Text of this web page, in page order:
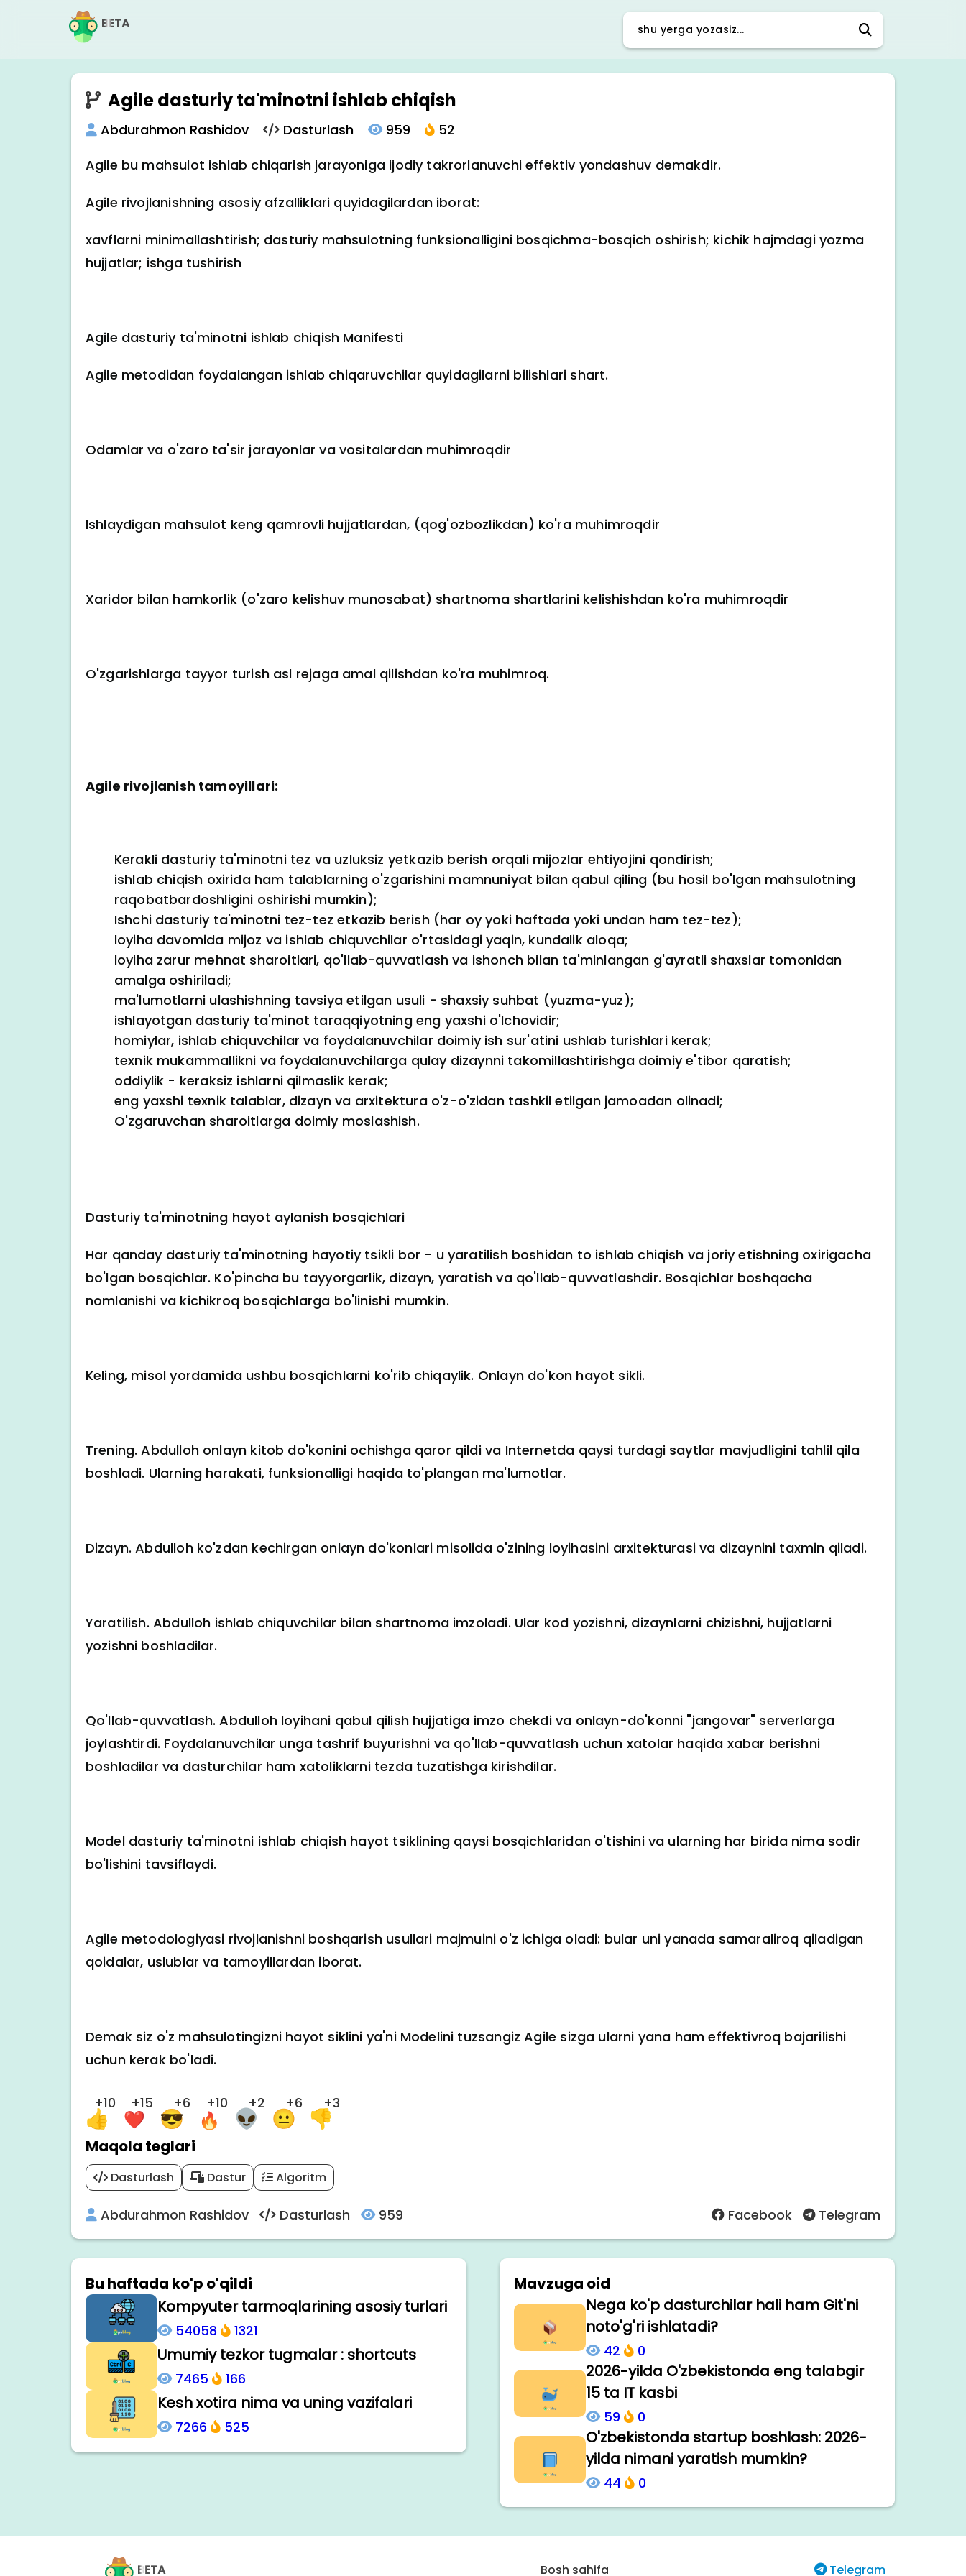
BETA
Agile dasturiy ta'minotni ishlab chiqish
Abdurahmon Rashidov Dasturlash 959
52
Agile bu mahsulot ishlab chiqarish jarayoniga ijodiy takrorlanuvchi effektiv yondashuv demakdir.
Agile rivojlanishning asosiy afzalliklari quyidagilardan iborat:
xavflarni minimallashtirish; dasturiy mahsulotning funksionalligini bosqichma-bosqich oshirish; kichik hajmdagi yozma
hujjatlar; ishga tushirish
Agile dasturiy ta'minotni ishlab chiqish Manifesti
Agile metodidan foydalangan ishlab chiqaruvchilar quyidagilarni bilishlari shart.
Odamlar va o'zaro ta'sir jarayonlar va vositalardan muhimroqdir
Ishlaydigan mahsulot keng qamrovli hujjatlardan, (qog'ozbozlikdan) ko'ra muhimroqdir
Xaridor bilan hamkorlik (o'zaro kelishuv munosabat) shartnoma shartlarini kelishishdan ko'ra muhimroqdir
O'zgarishlarga tayyor turish asl rejaga amal qilishdan ko'ra muhimroq.
Agile rivojlanish tamoyillari:
Kerakli dasturiy ta'minotni tez va uzluksiz yetkazib berish orqali mijozlar ehtiyojini qondirish;
ishlab chiqish oxirida ham talablarning o'zgarishini mamnuniyat bilan qabul qiling (bu hosil bo'lgan mahsulotning
raqobatbardoshligini oshirishi mumkin);
Ishchi dasturiy ta'minotni tez-tez etkazib berish (har oy yoki haftada yoki undan ham tez-tez);
loyiha davomida mijoz va ishlab chiquvchilar o'rtasidagi yaqin, kundalik aloqa;
loyiha zarur mehnat sharoitlari, qo'llab-quvvatlash va ishonch bilan ta'minlangan g'ayratli shaxslar tomonidan
amalga oshiriladi;
ma'lumotlarni ulashishning tavsiya etilgan usuli - shaxsiy suhbat (yuzma-yuz);
ishlayotgan dasturiy ta'minot taraqqiyotning eng yaxshi o'lchovidir;
homiylar, ishlab chiquvchilar va foydalanuvchilar doimiy ish sur'atini ushlab turishlari kerak;
texnik mukammallikni va foydalanuvchilarga qulay dizaynni takomillashtirishga doimiy e'tibor qaratish;
oddiylik - keraksiz ishlarni qilmaslik kerak;
eng yaxshi texnik talablar, dizayn va arxitektura o'z-o'zidan tashkil etilgan jamoadan olinadi;
O'zgaruvchan sharoitlarga doimiy moslashish.
Dasturiy ta'minotning hayot aylanish bosqichlari
Har qanday dasturiy ta'minotning hayotiy tsikli bor - u yaratilish boshidan to ishlab chiqish va joriy etishning oxirigacha
bo'lgan bosqichlar. Ko'pincha bu tayyorgarlik, dizayn, yaratish va qo'llab-quvvatlashdir. Bosqichlar boshqacha
nomlanishi va kichikroq bosqichlarga bo'linishi mumkin.
Keling, misol yordamida ushbu bosqichlarni ko'rib chiqaylik. Onlayn do'kon hayot sikli.
Trening. Abdulloh onlayn kitob do'konini ochishga qaror qildi va Internetda qaysi turdagi saytlar mavjudligini tahlil qila
boshladi. Ularning harakati, funksionalligi haqida to'plangan ma'lumotlar.
Dizayn. Abdulloh ko'zdan kechirgan onlayn do'konlari misolida o'zining loyihasini arxitekturasi va dizaynini taxmin qiladi.
Yaratilish. Abdulloh ishlab chiquvchilar bilan shartnoma imzoladi. Ular kod yozishni, dizaynlarni chizishni, hujjatlarni
yozishni boshladilar.
Qo'llab-quvvatlash. Abdulloh loyihani qabul qilish hujjatiga imzo chekdi va onlayn-do'konni "jangovar" serverlarga
joylashtirdi. Foydalanuvchilar unga tashrif buyurishni va qo'llab-quvvatlash uchun xatolar haqida xabar berishni
boshladilar va dasturchilar ham xatoliklarni tezda tuzatishga kirishdilar.
Model dasturiy ta'minotni ishlab chiqish hayot tsiklining qaysi bosqichlaridan o'tishini va ularning har birida nima sodir
bo'lishini tavsiflaydi.
Agile metodologiyasi rivojlanishni boshqarish usullari majmuini o'z ichiga oladi: bular uni yanada samaraliroq qiladigan
qoidalar, uslublar va tamoyillardan iborat.
Demak siz o'z mahsulotingizni hayot siklini ya'ni Modelini tuzsangiz Agile sizga ularni yana ham effektivroq bajarilishi
uchun kerak bo'ladi.
+10 +15 +6 +10 +2 +6 +3
Maqola teglari
Dasturlash Dastur Algoritm
Abdurahmon Rashidov Dasturlash 959 Facebook Telegram
Bu haftada ko'p o'qildi
Kompyuter tarmoqlarining asosiy turlari
54058 1321
Umumiy tezkor tugmalar : shortcuts
7465 166
Kesh xotira nima va uning vazifalari
7266 525
Mavzuga oid
Nega ko'p dasturchilar hali ham Git'ni
noto'g'ri ishlatadi?
42 0
2026-yilda O'zbekistonda eng talabgir
15 ta IT kasbi
59 0
O'zbekistonda startup boshlash: 2026-
yilda nimani yaratish mumkin?
44 0
BETA Bosh sahifa Telegram